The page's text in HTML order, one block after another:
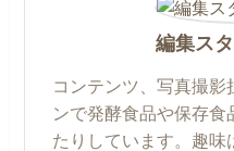
編集ス
コンテンツ、写真撮
ンで発酵食品や保存食
たりしています。趣味